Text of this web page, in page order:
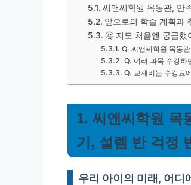
씨앤씨학원 목동관, 만
앞으로의 학습 계획과
🤔 저도 처음엔 궁금했
Q. 씨앤씨학원 목동
Q. 여러 과목 수강하
Q. 교재비는 수강료
1. 씨앤씨학원 목
기, 설렘 반 걱정
우리 아이의 미래, 어디